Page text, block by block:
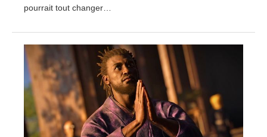
pourrait tout changer…